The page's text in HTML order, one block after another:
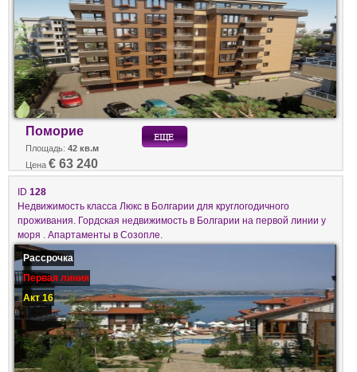
Поморие
Площадь: 42 кв.м
Цена € 63 240
ID 128
Недвижимость класса Люкс в Болгарии для круглогодичного
проживания. Гордская недвижимость в Болгарии на первой линии у
моря . Апартаменты в Созопле.
Рассрочка
Первая линия
Акт 16